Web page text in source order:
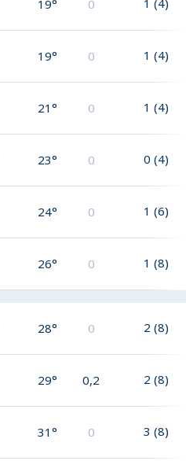
19° 0
19° 0 1 (4)
21° 0 1 (4)
23° 0 0 (4)
24° 0 1 (6)
26° 0 1 (8)
28° 0 2 (8)
29° 0,2 2 (8)
31° 0 3 (8)